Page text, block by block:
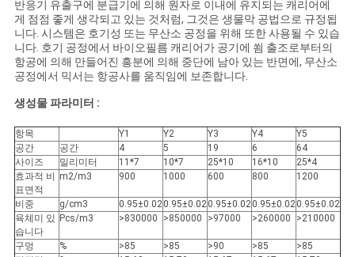
오
사
이
트
맵
개
반응기 유출구에 분급기에 의해 원자로 이내에 유지되는 캐리어에
게 점점 좋게 생각되고 있는 것처럼, 그것은 생물막 공법으로 규정됩
니다. 시스템은 호기성 또는 무산소 공정을 위해 또한 사용될 수 있습
니다. 호기 공정에서 바이오필름 캐리어가 공기에 쐼 출조로부터의
항공에 의해 만들어진 흥분에 의해 중단에 남아 있는 반면에, 무산소
공정에서 믹서는 항공사를 움직임에 보존합니다.
생성물 파라미터 :
항목 Y1 Y2 Y3 Y4
Y5
공간
공간 4 5 19 6
64
사이즈
밀리미터 11*7 10*7 25*10 16*10
25*4
효과적 비
표면적
m2/m3 900 1000 600 800 1200
비중 g/cm3 0.95±0.020.95±0.020.95±0.020.95±0.020.95±0.02
육체미 있
습니다
Pcs/m3 >830000 >850000 >97000 >260000 >210000
구멍 % >85 >85 >90 >85
>85